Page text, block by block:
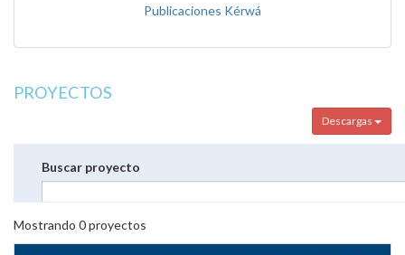
Publicaciones Kérwá
PROYECTOS
Descargas
Buscar proyecto
Mostrando 0proyectos